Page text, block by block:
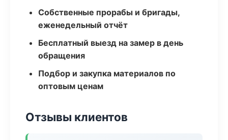
Собственные прорабы и бригады,
еженедельный отчёт
Бесплатный выезд на замер в день
обращения
Подбор и закупка материалов по
оптовым ценам
Отзывы клиентов